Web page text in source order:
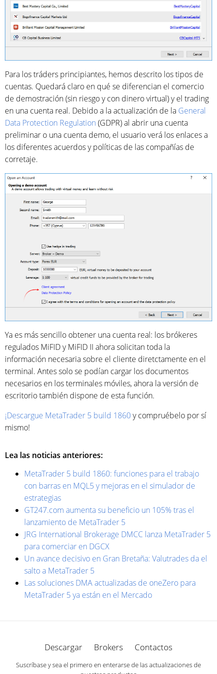
Para los tráders principiantes, hemos descrito los tipos de
cuentas. Quedará claro en qué se diferencian el comercio
de demostración (sin riesgo y con dinero virtual) y el trading
en una cuenta real. Debido a la actualización de la General
Data Protection Regulation (GDPR) al abrir una cuenta
preliminar o una cuenta demo, el usuario verá los enlaces a
los diferentes acuerdos y políticas de las compañías de
corretaje.
Ya es más sencillo obtener una cuenta real: los brókeres
regulados MiFID y MiFID II ahora solicitan toda la
información necesaria sobre el cliente diretctamente en el
terminal. Antes solo se podían cargar los documentos
necesarios en los terminales móviles, ahora la versión de
escritorio también dispone de esta función.
¡Descargue MetaTrader 5 build 1860y compruébelo por sí
mismo!
Lea las noticias anteriores:
MetaTrader 5 build 1860: funciones para el trabajo
con barras en MQL5 y mejoras en el simulador de
estrategias
GT247.com aumenta su beneficio un 105% tras el
lanzamiento de MetaTrader 5
JRG International Brokerage DMCC lanza MetaTrader 5
para comerciar en DGCX
Un avance decisivo en Gran Bretaña: Valutrades da el
salto a MetaTrader 5
Las soluciones DMA actualizadas de oneZero para
MetaTrader 5 ya están en el Mercado
Descargar Brokers Contactos
Suscríbase y sea el primero en enterarse de las actualizaciones de